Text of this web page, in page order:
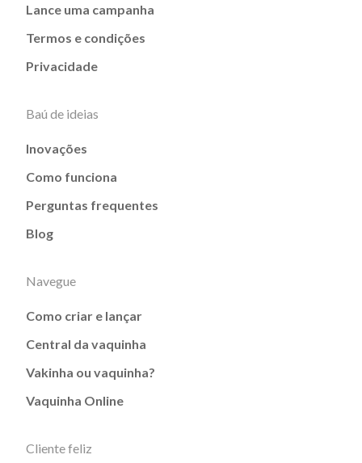
Lance uma campanha
Termos e condições
Privacidade
Baú de ideias
Inovações
Como funciona
Perguntas frequentes
Blog
Navegue
Como criar e lançar
Central da vaquinha
Vakinha ou vaquinha?
Vaquinha Online
Cliente feliz